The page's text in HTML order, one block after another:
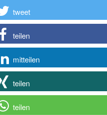
tweet
teilen
mitteilen
teilen
teilen